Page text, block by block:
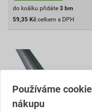
do košíku přidáte 3 bm
59,35 Kč celkem s DPH
Používáme
nákupu